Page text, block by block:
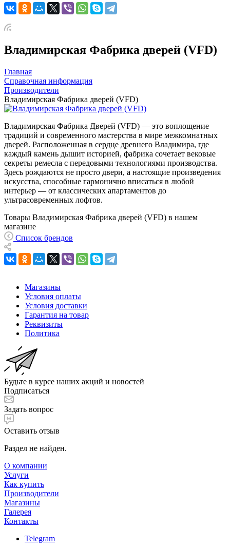
Владимирская Фабрика дверей (VFD)
Главная
Справочная информация
Производители
Владимирская Фабрика дверей (VFD)
Владимирская Фабрика Дверей (VFD) — это воплощение
традиций и современного мастерства в мире межкомнатных
дверей. Расположенная в сердце древнего Владимира, где
каждый камень дышит историей, фабрика сочетает вековые
секреты ремесла с передовыми технологиями производства.
Здесь рождаются не просто двери, а настоящие произведения
искусства, способные гармонично вписаться в любой
интерьер — от классических апартаментов до
ультрасовременных лофтов.
Товары Владимирская Фабрика дверей (VFD) в нашем
магазине
Список брендов
Магазины
Условия оплаты
Условия доставки
Гарантия на товар
Реквизиты
Политика
Будьте в курсе наших акций и новостей
Подписаться
Задать вопрос
Оставить отзыв
Раздел не найден.
О компании
Услуги
Как купить
Производители
Магазины
Галерея
Контакты
Telegram